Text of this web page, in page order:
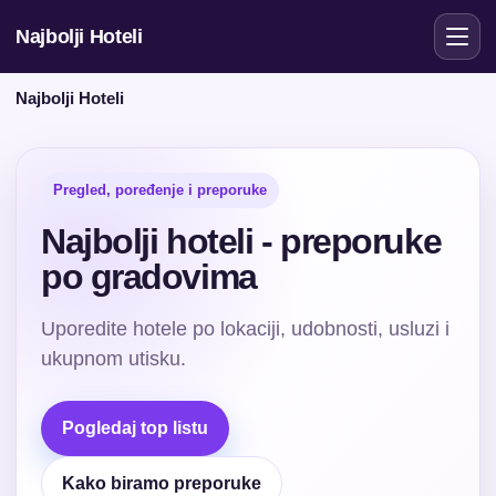
Najbolji Hoteli
Najbolji Hoteli
Pregled, poređenje i preporuke
Najbolji hoteli - preporuke
po gradovima
Uporedite hotele po lokaciji, udobnosti, usluzi i
ukupnom utisku.
Pogledaj top listu
Kako biramo preporuke